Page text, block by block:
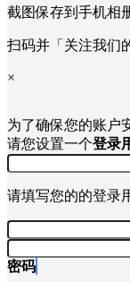
截图保存到手机相
扫码并「关注我们
×
为了确保您的账户
请您设置一个登录
请填写您的的登录
密码